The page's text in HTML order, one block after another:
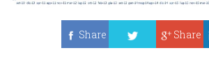
Share
Share